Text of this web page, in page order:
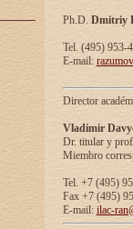
Ph.D. Dmitriy
Tel. (495) 953-
E-mail:
Director
Vladimir
Dr. titular y
Miembro
Tel. +7 (495)
Fax +7 (495)
E-mail: ilac-